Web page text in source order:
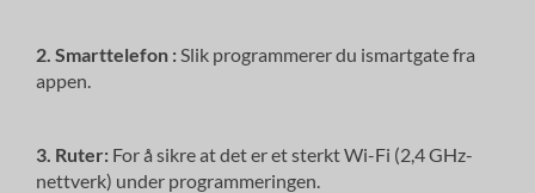
2. Smarttelefon :Slik programmerer du ismartgate fra
appen.
3. Ruter: For å sikre at det er et sterkt Wi-Fi (2,4 GHz-
nettverk) under programmeringen.